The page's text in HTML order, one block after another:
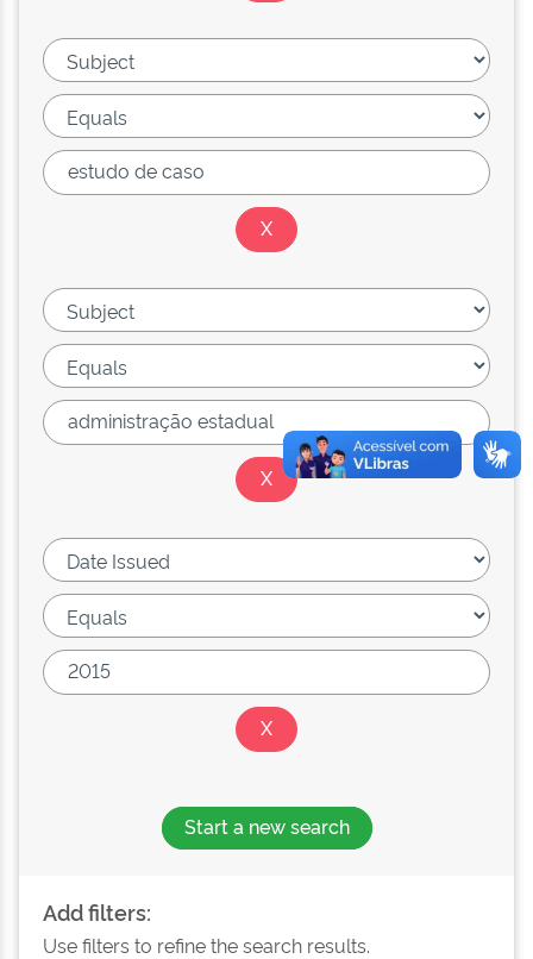
Start a new search
Add filters:
Use filters to refine the search results.